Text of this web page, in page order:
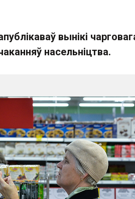
вынікі
насельніцтва.